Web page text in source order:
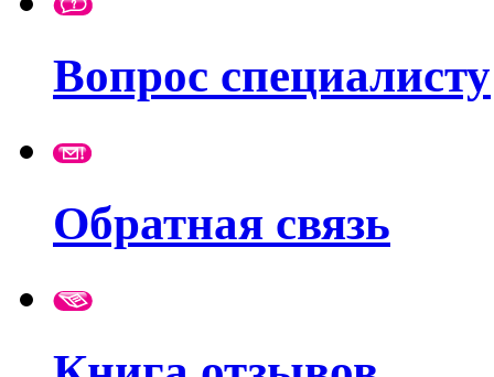
Вопрос специалисту
Обратная связь